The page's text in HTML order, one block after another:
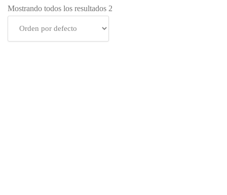
Mostrando todos los resultados 2